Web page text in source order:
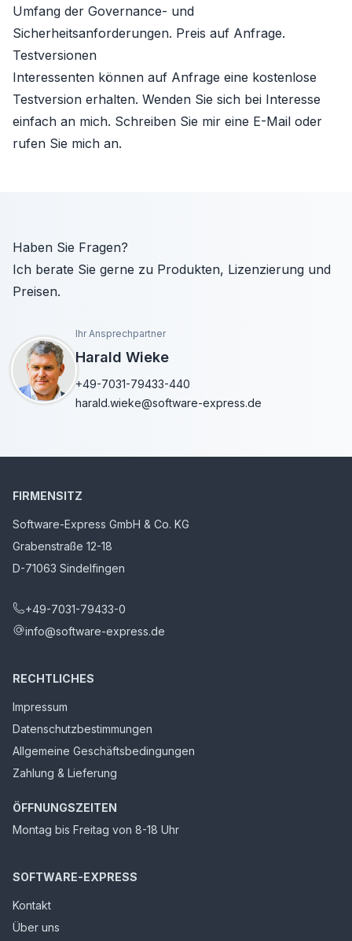
Umfang der Governance- und
Sicherheitsanforderungen. Preis auf Anfrage.
Testversionen
Interessenten können auf Anfrage eine kostenlose
Testversion erhalten. Wenden Sie sich bei Interesse
einfach an mich. Schreiben Sie mir eine E-Mail oder
rufen Sie mich an.
Haben Sie Fragen?
Ich berate Sie gerne zu Produkten, Lizenzierung und
Preisen.
Ihr Ansprechpartner
Harald Wieke
+49-7031-79433-440
harald.wieke@software-express.de
FIRMENSITZ
Software-Express GmbH & Co. KG
Grabenstraße 12-18
D-71063 Sindelfingen
+49-7031-79433-0
info@software-express.de
RECHTLICHES
Impressum
Datenschutzbestimmungen
Allgemeine Geschäftsbedingungen
Zahlung & Lieferung
ÖFFNUNGSZEITEN
Montag bis Freitag von 8-18 Uhr
SOFTWARE-EXPRESS
Kontakt
Über uns